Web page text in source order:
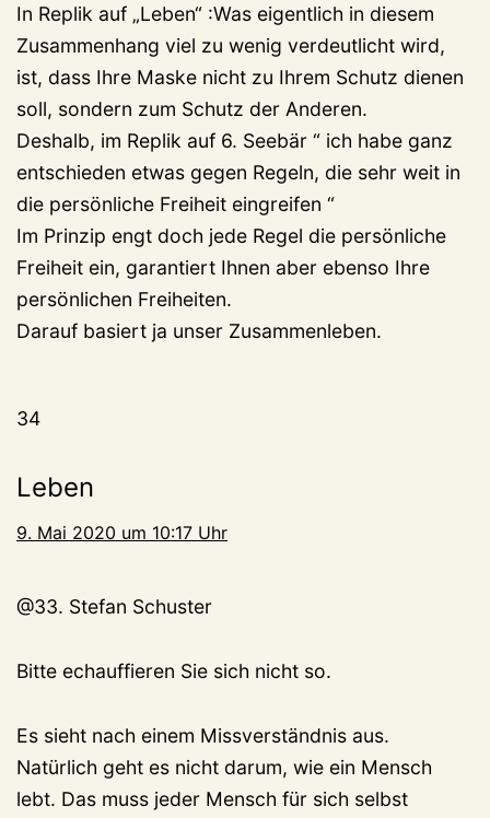
In Replik auf „Leben“ :Was eigentlich in diesem
Zusammenhang viel zu wenig verdeutlicht wird,
ist, dass Ihre Maske nicht zu Ihrem Schutz dienen
soll, sondern zum Schutz der Anderen.
Deshalb, im Replik auf 6. Seebär “ ich habe ganz
entschieden etwas gegen Regeln, die sehr weit in
die persönliche Freiheit eingreifen “
Im Prinzip engt doch jede Regel die persönliche
Freiheit ein, garantiert Ihnen aber ebenso Ihre
persönlichen Freiheiten.
Darauf basiert ja unser Zusammenleben.
34
Leben
9. Mai 2020 um 10:17 Uhr
@33. Stefan Schuster
Bitte echauffieren Sie sich nicht so.
Es sieht nach einem Missverständnis aus.
Natürlich geht es nicht darum, wie ein Mensch
lebt. Das muss jeder Mensch für sich selbst